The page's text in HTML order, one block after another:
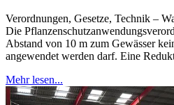
Verordnungen, Gesetze, Technik –
Die
Abstand von 10 m zum Gewässer
angewendet werden darf. Eine
Mehr lesen...